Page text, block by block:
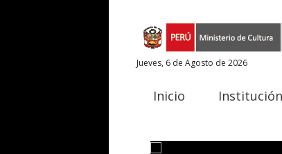
Jueves, 6 de Agosto de 2026
Inicio Institución